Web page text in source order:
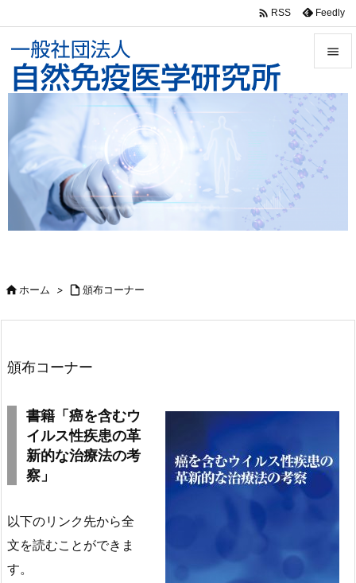

メニュ


 RSS Feedly
ホーム >  頒布コーナー
頒布コーナー
書籍 「癌を含むウ
イルス性疾患の革
新的な治療法の考
察」
以下のリンク先から全
文を読むことができま
す。